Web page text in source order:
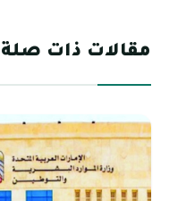
مقالات ذات صلة